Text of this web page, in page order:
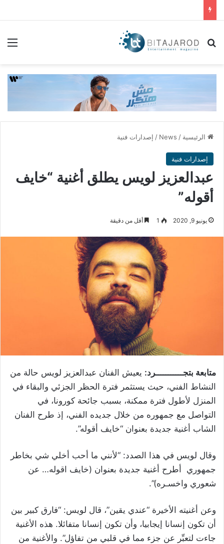
بحث عن
الرئيسية /
News
/ إصدارات فنية
إصدارات فنية
عبدالعزيز لويس يطلق أغنية “خايف
أقوله”
يونيو 9, 2020 1 أقل من دقيقة
متابعة بتجـــــــــــرد: يعيش الفنان عبدالعزيز لويس حالة من
النشاط الفني، حيث يستثمر فترة الحظر الجزئي والبقاء في
المنزل لأطول فترة ممكنة، بسبب جائحة كورونا، في
التواصل مع جمهوره من خلال جديده الفني، إذ طرح الفنان
الشاب أغنية جديدة بعنوان “خايف أقوله”.
وقال لويس في هذا الصدد: “لأنني ما أحب أخلي شي بخاطر
جمهوري أطرح أغنية جديدة بعنوان (خايف اقوله… عن
شعوري واخسـره)”.
وعن أغنيته الأخيرة “عندي يقين”، قال لويس: “فارق كبير بين
أن تكون إنسانا إيجابيا، وأن تكون إنسانا متفائلا. هذه الأغنية
جاءت لتعبِّر عن جزء مما في قلبي من تفاؤل”. والأغنية من